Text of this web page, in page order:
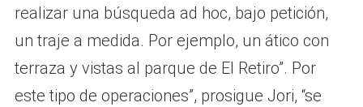
realizar una búsqueda ad hoc, bajo petición,
un traje a medida. Por ejemplo, un ático con
terraza y vistas al parque de El Retiro”. Por
este tipo de operaciones”, prosigue Jori, “se